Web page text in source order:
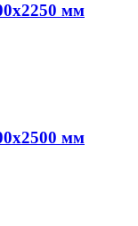
мм
мм